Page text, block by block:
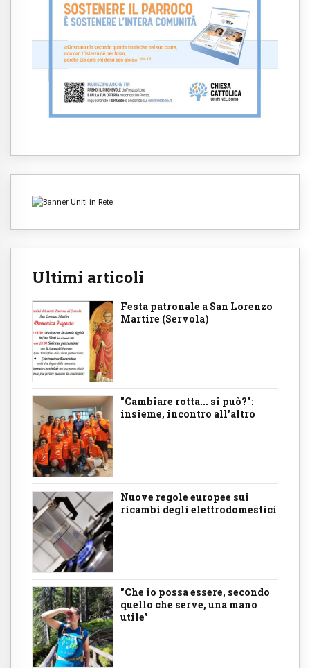
Ultimi articoli
Festa patronale a San Lorenzo
Martire (Servola)
"Cambiare rotta... si può?":
insieme, incontro all'altro
Nuove regole europee sui
ricambi degli elettrodomestici
"Che io possa essere, secondo
quello che serve, una mano
utile"